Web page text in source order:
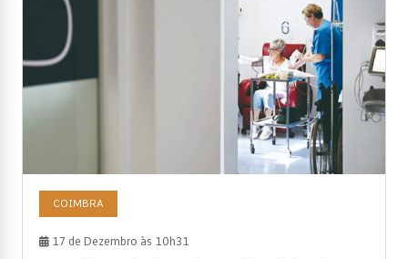
COIMBRA
17 de Dezembro às 10h31